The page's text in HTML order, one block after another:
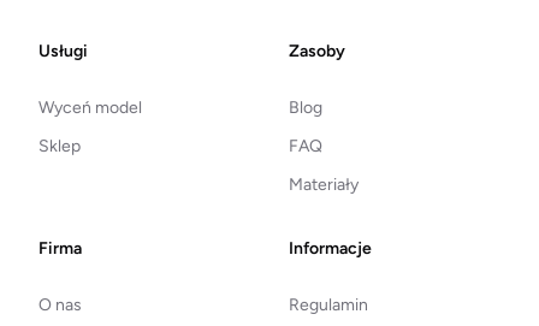
FooterUsługi
Wyceń model
Sklep
Zasoby
Blog
FAQ
Materiały
Firma
O nas
Informacje
Regulamin